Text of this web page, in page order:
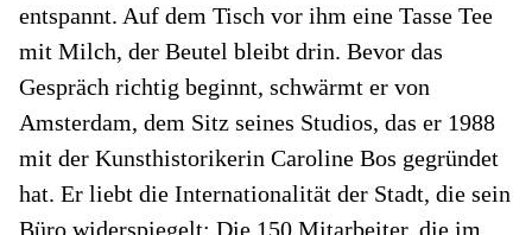
entspannt. Auf dem Tisch vor ihm eine Tasse Tee
mit Milch, der Beutel bleibt drin. Bevor das
Gespräch richtig beginnt, schwärmt er von
Amsterdam, dem Sitz seines Studios, das er 1988
mit der Kunsthistorikerin Caroline Bos gegründet
hat. Er liebt die Internationalität der Stadt, die sein
Büro widerspiegelt: Die 150 Mitarbeiter, die im